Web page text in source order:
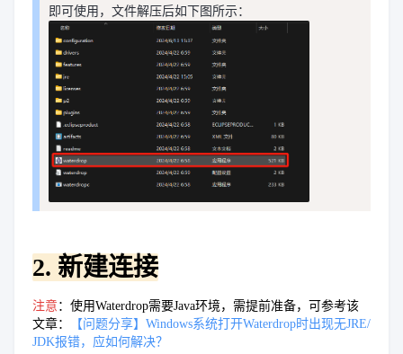
即可使用，文件解压后如下图所示：
2. 新建连接
注意 ：使用Waterdrop需要Java环境，需提前准备，可参考该
文章：
【问题分享】Windows系统打开Waterdrop时出现无JRE/
JDK报错，应如何解决？